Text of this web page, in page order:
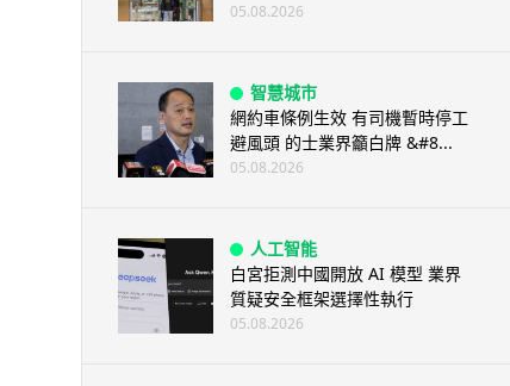
05.08.2026
智慧城市
網約車條例生效 有司機暫時停工
避風頭 的士業界籲白牌 &#8...
05.08.2026
人工智能
白宮拒測中國開放 AI 模型 業界
質疑安全框架選擇性執行
05.08.2026